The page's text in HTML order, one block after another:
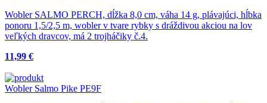
Wobler SALMO PERCH, dĺžka 8,0 cm, váha 14 g, plávajúci, hĺbka
ponoru 1,5/2,5 m, wobler v tvare rybky s dráždivou akciou na lov
veľkých dravcov, má 2 trojháčiky č.4.
11,99 €
Wobler Salmo Pike PE9F